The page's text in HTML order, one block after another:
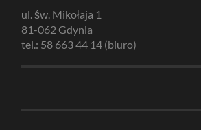
ul. św. Mikołaja 1
81-062 Gdynia
tel.: 58 663 44 14 (biuro)